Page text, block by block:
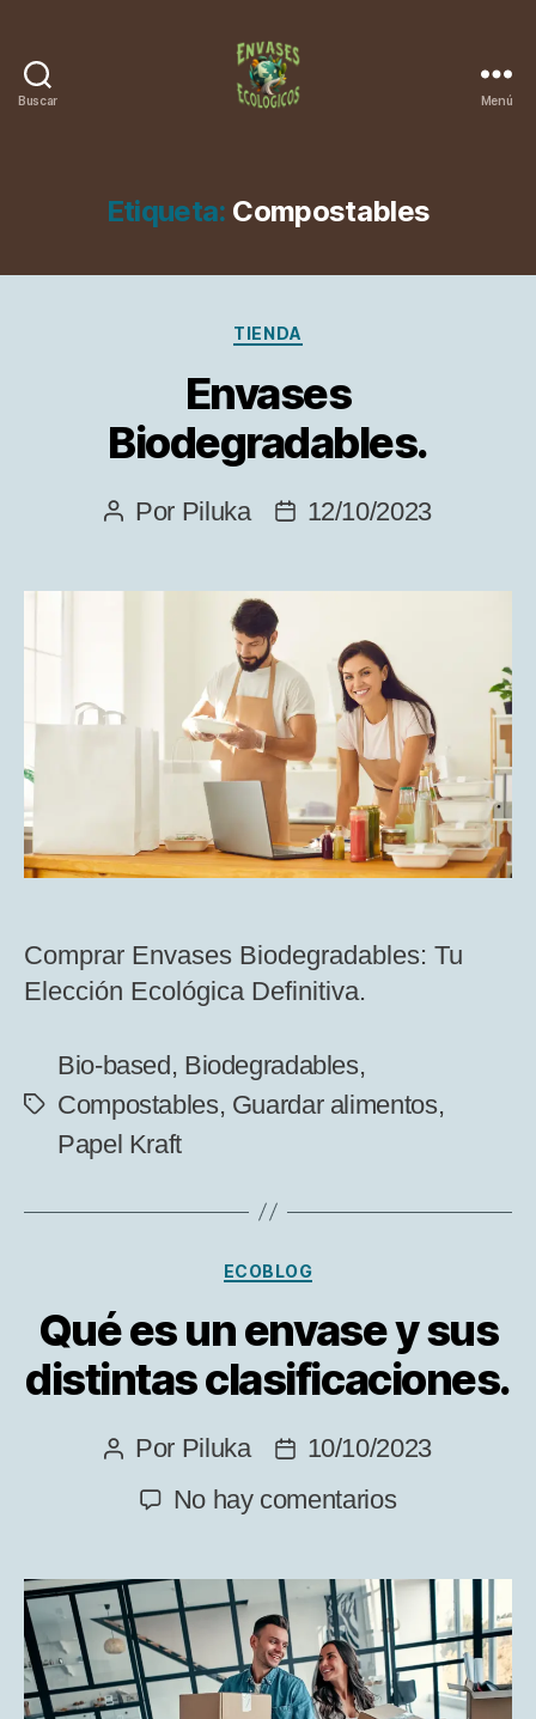
Buscar Menú
Etiqueta: Compostables
Categorías
TIENDA
Envases
Biodegradables.
Autor
la
Por Piluka
Fecha
la
entrada
12/10/2023
Comprar Envases Biodegradables: Tu
Elección Ecológica Definitiva.
Etiquetas
Bio-based, Biodegradables,
Compostables, Guardar alimentos,
Papel Kraft
Categorías
ECOBLOG
Qué es un envase y sus
distintas clasificaciones.
Autor
de
entrada
Por Piluka
Fecha
de
entrada
10/10/2023
No hay comentariosen
es
un
envase
y